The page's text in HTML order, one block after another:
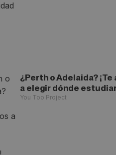
¿Perth o Adelaida?
a elegir dónde
You Too Project